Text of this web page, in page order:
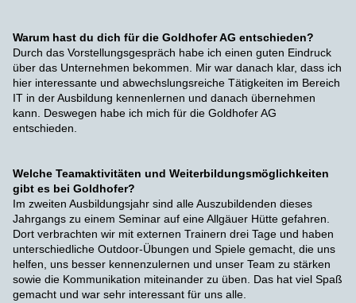
Warum hast du dich für die Goldhofer AG entschieden?
Durch das Vorstellungsgespräch habe ich einen guten Eindruck
über das Unternehmen bekommen. Mir war danach klar, dass ich
hier interessante und abwechslungsreiche Tätigkeiten im Bereich
IT in der Ausbildung kennenlernen und danach übernehmen
kann. Deswegen habe ich mich für die Goldhofer AG
entschieden.
Welche Teamaktivitäten und Weiterbildungsmöglichkeiten
gibt es bei Goldhofer?
Im zweiten Ausbildungsjahr sind alle Auszubildenden dieses
Jahrgangs zu einem Seminar auf eine Allgäuer Hütte gefahren.
Dort verbrachten wir mit externen Trainern drei Tage und haben
unterschiedliche Outdoor-Übungen und Spiele gemacht, die uns
helfen, uns besser kennenzulernen und unser Team zu stärken
sowie die Kommunikation miteinander zu üben. Das hat viel Spaß
gemacht und war sehr interessant für uns alle.